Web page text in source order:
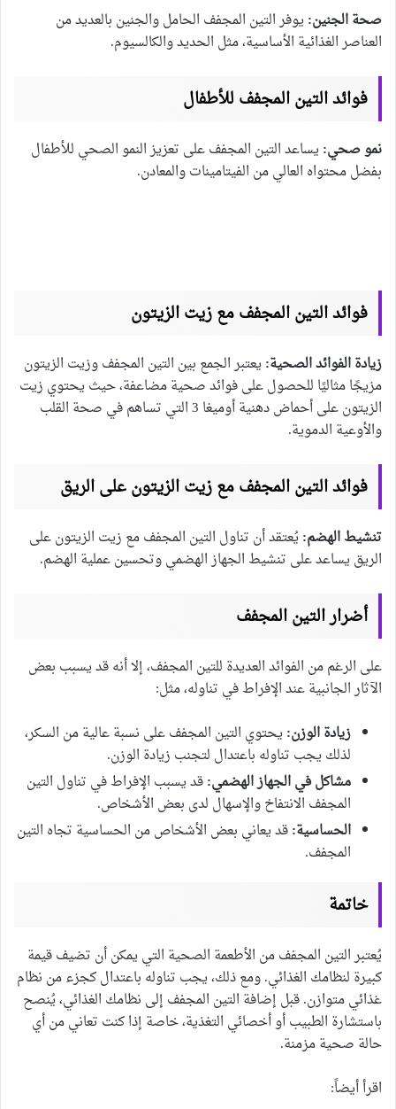
صحة الجنين:يوفر التين المجفف الحامل والجنين بالعديد من
العناصر الغذائية الأساسية، مثل الحديد والكالسيوم.
فوائد التين المجفف للأطفال
نمو صحي:يساعد التين المجفف على تعزيز النمو الصحي للأطفال
بفضل محتواه العالي من الفيتامينات والمعادن.
فوائد التين المجفف مع زيت الزيتون
زيادة الفوائد الصحية:يعتبر الجمع بين التين المجفف وزيت الزيتون
مزيجًا مثاليًا للحصول على فوائد صحية مضاعفة، حيث يحتوي زيت
الزيتون على أحماض دهنية أوميغا 3 التي تساهم في صحة القلب
والأوعية الدموية.
فوائد التين المجفف مع زيت الزيتون على الريق
تنشيط الهضم:يُعتقد أن تناول التين المجفف مع زيت الزيتون على
الريق يساعد على تنشيط الجهاز الهضمي وتحسين عملية الهضم.
أضرار التين المجفف
على الرغم من الفوائد العديدة للتين المجفف، إلا أنه قد يسبب بعض
الآثار الجانبية عند الإفراط في تناوله، مثل:
زيادة الوزن:يحتوي التين المجفف على نسبة عالية من السكر،
لذلك يجب تناوله باعتدال لتجنب زيادة الوزن.
مشاكل في الجهاز الهضمي:قد يسبب الإفراط في تناول التين
المجفف الانتفاخ والإسهال لدى بعض الأشخاص.
الحساسية:قد يعاني بعض الأشخاص من الحساسية تجاه التين
المجفف.
خاتمة
يُعتبر التين المجفف من الأطعمة الصحية التي يمكن أن تضيف قيمة
كبيرة لنظامك الغذائي. ومع ذلك، يجب تناوله باعتدال كجزء من نظام
غذائي متوازن. قبل إضافة التين المجفف إلى نظامك الغذائي، يُنصح
باستشارة الطبيب أو أخصائي التغذية، خاصة إذا كنت تعاني من أي
حالة صحية مزمنة.
اقرأ أيضاً: